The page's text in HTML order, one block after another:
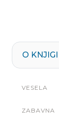
O KNJIGI
VESELA
ZABAVNA